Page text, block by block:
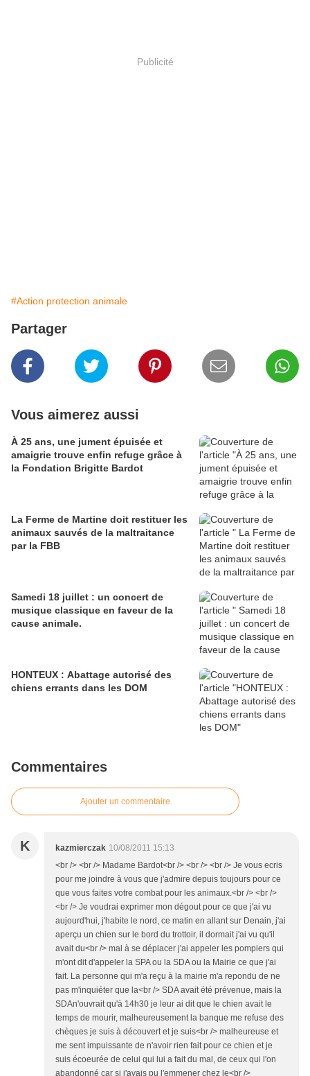
Publicité
#Action protection animale
Partager
Vous aimerez aussi
À 25 ans, une jument épuisée et
amaigrie trouve enfin refuge grâce à
la Fondation Brigitte Bardot
La Ferme de Martine doit restituer les
animaux sauvés de la maltraitance
par la FBB
Samedi 18 juillet : un concert de
musique classique en faveur de la
cause animale.
HONTEUX : Abattage autorisé des
chiens errants dans les DOM
Commentaires
Ajouter un commentaire
K kazmierczak 10/08/2011 15:13
<br /> <br /> Madame Bardot<br /> <br /> <br /> Je vous ecris
pour me joindre à vous que j'admire depuis toujours pour ce
que vous faites votre combat pour les animaux.<br /> <br />
<br /> Je voudrai exprimer mon dégout pour ce que j'ai vu
aujourd'hui, j'habite le nord, ce matin en allant sur Denain, j'ai
aperçu un chien sur le bord du trottoir, il dormait j'ai vu qu'il
avait du<br /> mal à se déplacer j'ai appeler les pompiers qui
m'ont dit d'appeler la SPA ou la SDA ou la Mairie ce que j'ai
fait. La personne qui m'a reçu à la mairie m'a repondu de ne
pas m'inquiéter que la<br /> SDA avait été prévenue, mais la
SDAn'ouvrait qu'à 14h30 je leur ai dit que le chien avait le
temps de mourir, malheureusement la banque me refuse des
chèques je suis à découvert et je suis<br /> malheureuse et
me sent impuissante de n'avoir rien fait pour ce chien et je
suis écoeurée de celui qui lui a fait du mal, de ceux qui l'on
abandonné car si j'avais pu l'emmener chez le<br />